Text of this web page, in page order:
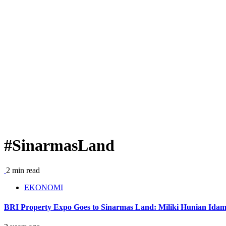
#SinarmasLand
2 min read
EKONOMI
BRI Property Expo Goes to Sinarmas Land: Miliki Hunian